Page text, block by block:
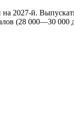
2027-й.
(28 000—30 000